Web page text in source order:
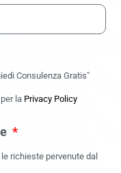
Consulenza Gratis"
la Privacy Policy
richieste pervenute dal